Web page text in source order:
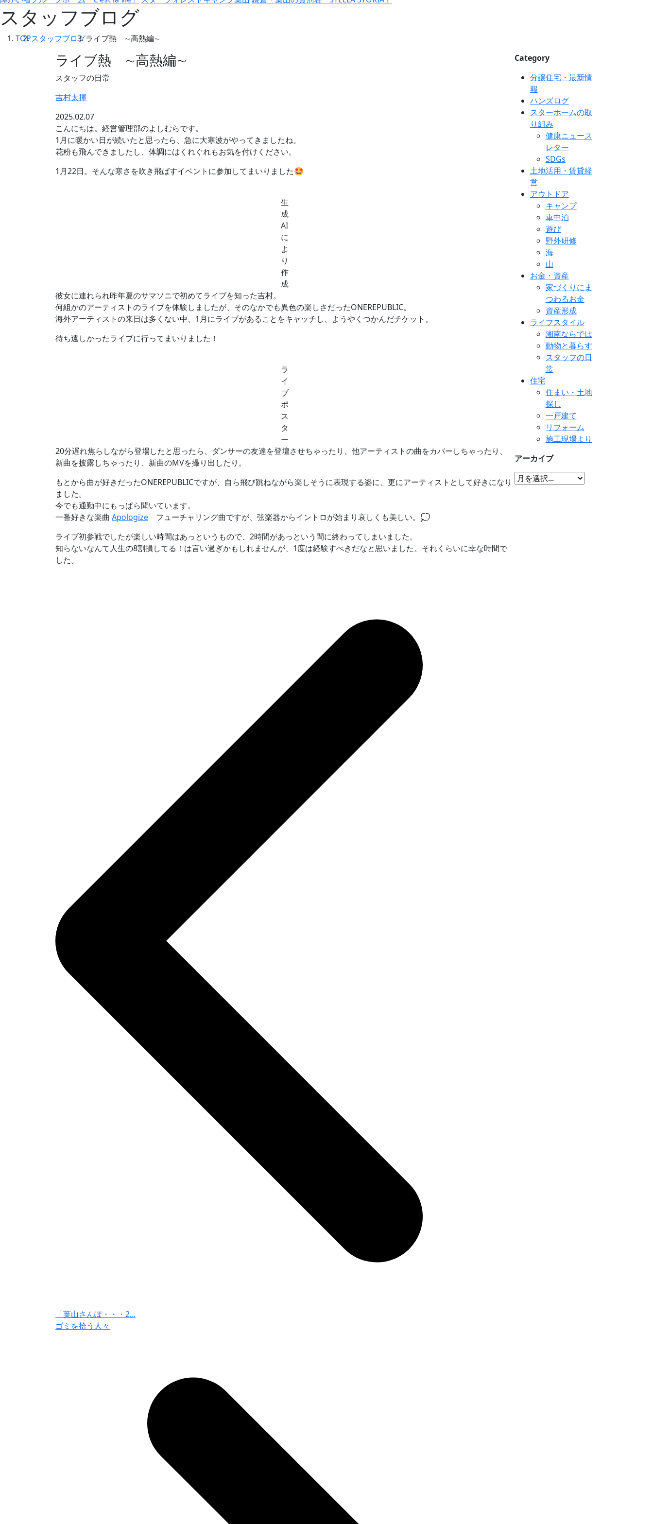
スタッフブログ
TOPスタッフブログライブ熱 ∼高熱編∼
ライブ熱 ∼高熱編∼
スタッフの日常
吉村太揮
2025.02.07
こんにちは。経営管理部のよしむらです。
1月に暖かい日が続いたと思ったら、急に大寒波がやってきましたね。
花粉も飛んできましたし、体調にはくれぐれもお気を付けください。
1月22日。そんな寒さを吹き飛ばすイベントに参加してまいりました🤩
生
成
AI
に
よ
り
作
成
彼女に連れられ昨年夏のサマソニで初めてライブを知った吉村。
何組かのアーティストのライブを体験しましたが、そのなかでも異色の楽しさだったONEREPUBLIC。
海外アーティストの来日は多くない中、1月にライブがあることをキャッチし、ようやくつかんだチケット。
待ち遠しかったライブに行ってまいりました！
ラ
イ
ブ
ポ
ス
タ
ー
20分遅れ焦らしながら登場したと思ったら、ダンサーの友達を登壇させちゃったり、他アーティストの曲をカバーしちゃったり、
新曲を披露しちゃったり、新曲のMVを撮り出したり。
もとから曲が好きだったONEREPUBLICですが、自ら飛び跳ねながら楽しそうに表現する姿に、更にアーティストとして好きになり
ました。
今でも通勤中にもっぱら聞いています。
一番好きな楽曲 Apologize フューチャリング曲ですが、弦楽器からイントロが始まり哀しくも美しい。💭
ライブ初参戦でしたが楽しい時間はあっというもので、2時間があっという間に終わってしまいました。
知らないなんて人生の8割損してる！は言い過ぎかもしれませんが、1度は経験すべきだなと思いました。それくらいに幸な時間で
した。
「葉山さんぽ・・・2...
ゴミを拾う人々
Category
分譲住宅・最新情
報
ハンズログ
スターホームの取
り組み
健康ニュース
レター
SDGs
土地活用・賃貸経
営
アウトドア
キャンプ
車中泊
遊び
野外研修
海
山
お金・資産
家づくりにま
つわるお金
資産形成
ライフスタイル
湘南ならでは
動物と暮らす
スタッフの日
常
住宅
住まい・土地
探し
一戸建て
リフォーム
施工現場より
アーカイブ